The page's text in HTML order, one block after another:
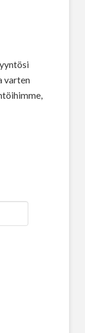
varten